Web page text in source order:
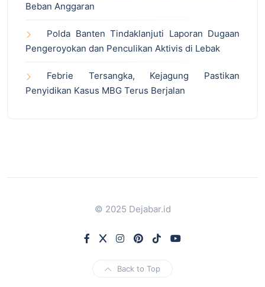
Beban Anggaran
Polda Banten Tindaklanjuti Laporan Dugaan
Pengeroyokan dan Penculikan Aktivis di Lebak
Febrie Tersangka, Kejagung Pastikan
Penyidikan Kasus MBG Terus Berjalan
© 2025 Dejabar.id
Back to Top